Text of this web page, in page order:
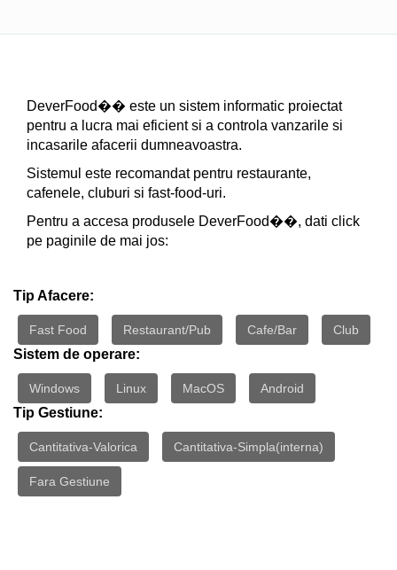
DeverFood�� este un sistem informatic proiectat
pentru a lucra mai eficient si a controla vanzarile si
incasarile afacerii dumneavoastra.
Sistemul este recomandat pentru restaurante,
cafenele, cluburi si fast-food-uri.
Pentru a accesa produsele DeverFood��, dati click
pe paginile de mai jos:
Tip Afacere:
Fast Food Restaurant/Pub Cafe/Bar Club
Sistem de operare:
Windows Linux MacOS Android
Tip Gestiune:
Cantitativa-Valorica Cantitativa-Simpla(interna)
Fara Gestiune